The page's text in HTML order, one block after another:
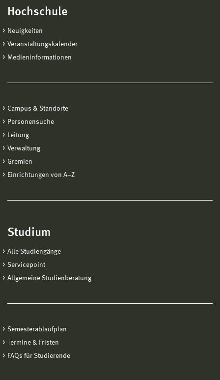
Hochschule
Neuigkeiten
Veranstaltungskalender
Medieninformationen
Campus & Standorte
Personensuche
Leitung
Verwaltung
Gremien
Einrichtungen von A−Z
Studium
Alle Studiengänge
Servicepoint
Allgemeine Studienberatung
Semesterablaufplan
Termine & Fristen
FAQs für Studierende